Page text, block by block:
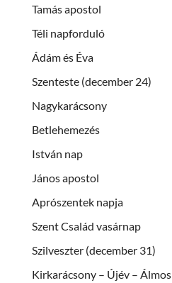
Tamás apostol
Téli napforduló
Ádám és Éva
Szenteste (december 24)
Nagykarácsony
Betlehemezés
István nap
János apostol
Aprószentek napja
Szent Család vasárnap
Szilveszter (december 31)
Kirkarácsony – Újév – Álmos